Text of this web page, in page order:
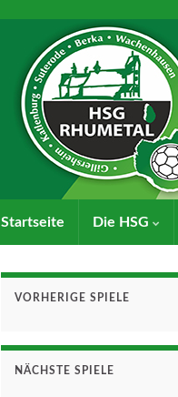
Startseite Die HSG
VORHERIGE SPIELE
NÄCHSTE SPIELE